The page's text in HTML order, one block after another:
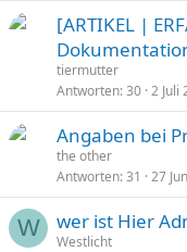
[ARTIKEL |
tiermutter
Antworten 30 2 Juli
Angaben bei
the other
Antworten 31 27
W wer ist Hier
Westlicht